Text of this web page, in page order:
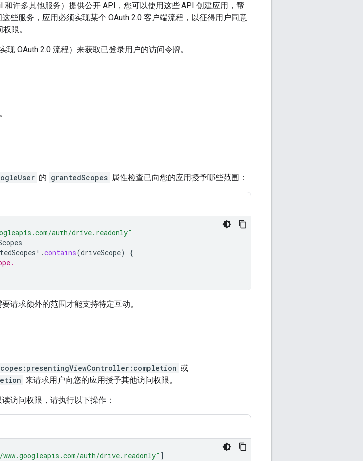
和许多其他服务）提供公开 API，您可以使用这些 API 创建应用，帮
些服务，应用必须实现某个 OAuth 2.0 客户端流程，以征得用户同意
限。
OAuth 2.0 流程）来获取已登录用户的访问令牌。
。
的 grantedScopes 属性检查已向您的应用授予哪些范围：
auth/drive.readonly"
!.contains(driveScope)
{
请求额外的范围才能支持特定互动。
或
来请求用户向您的应用授予其他访问权限。
访问权限，请执行以下操作：
auth/drive.readonly" ]